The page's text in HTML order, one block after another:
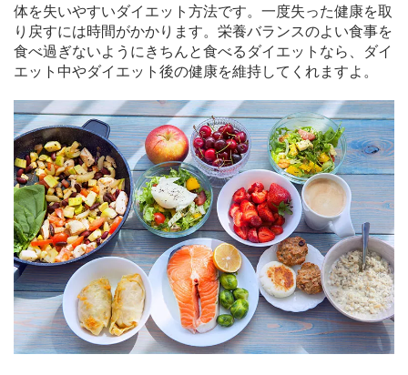
体を失いやすいダイエット方法です。一度失った健康を取
り戻すには時間がかかります。栄養バランスのよい食事を
食べ過ぎないようにきちんと食べるダイエットなら、ダイ
エット中やダイエット後の健康を維持してくれますよ。